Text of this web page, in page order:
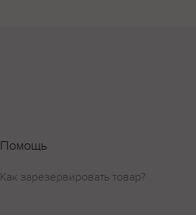
Помощь
Как зарезервировать товар?